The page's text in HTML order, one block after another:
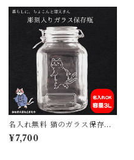
名入れ無料 猫のガラス保存瓶
密閉フタ付き 猫又キャラクタ
ー彫刻入り おしゃれキッチン
¥7,700